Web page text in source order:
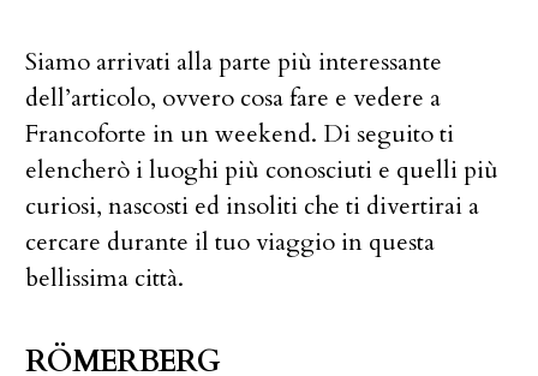
Siamo arrivati alla parte più interessante
dell’articolo, ovvero cosa fare e vedere a
Francoforte in un weekend. Di seguito ti
elencherò i luoghi più conosciuti e quelli più
curiosi, nascosti ed insoliti che ti divertirai a
cercare durante il tuo viaggio in questa
bellissima città.
RÖMERBERG